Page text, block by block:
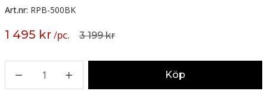
Art.nr: RPB-500BK
1 495 kr/pc. 3 199 kr
1 Köp